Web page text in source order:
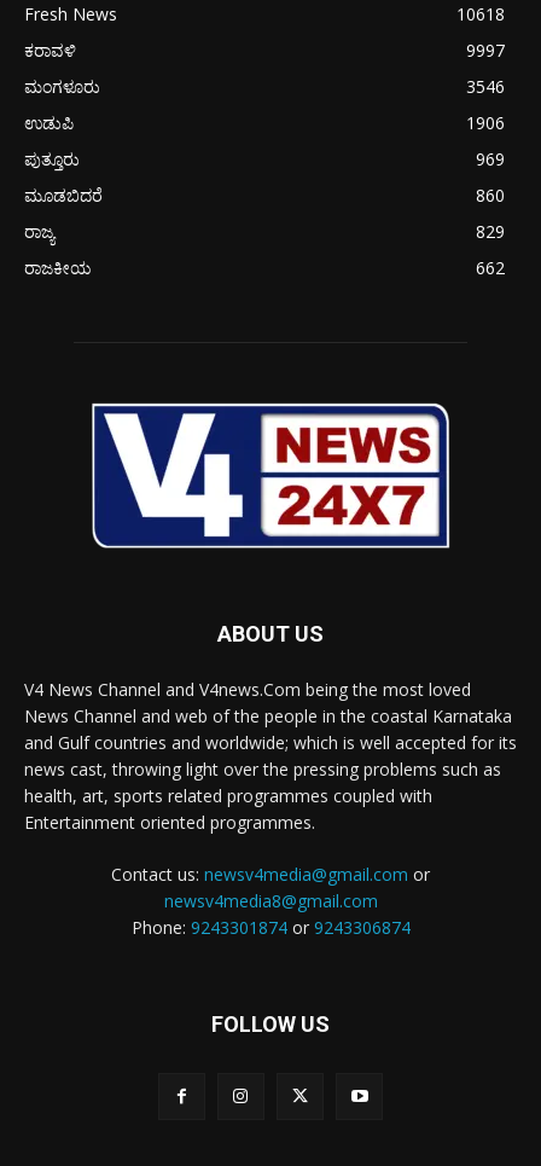
Fresh News
10618
ಕರಾವಳಿ
9997
ಮಂಗಳೂರು
3546
ಉಡುಪಿ
1906
ಪುತ್ತೂರು
969
ಮೂಡಬಿದರೆ
860
ರಾಜ್ಯ
829
ರಾಜಕೀಯ
662
ABOUT US
V4 News Channel and V4news.Com being the most loved
News Channel and web of the people in the coastal Karnataka
and Gulf countries and worldwide; which is well accepted for its
news cast, throwing light over the pressing problems such as
health, art, sports related programmes coupled with
Entertainment oriented programmes.
Contact us: newsv4media@gmail.com or
newsv4media8@gmail.com
Phone: 9243301874or 9243306874
FOLLOW US